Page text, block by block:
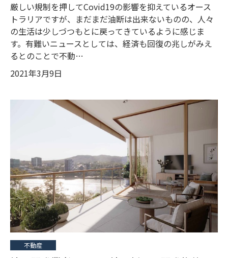
厳しい規制を押してCovid19の影響を抑えているオース
トラリアですが、まだまだ油断は出来ないものの、人々
の生活は少しづつもとに戻ってきているように感じま
す。有難いニュースとしては、経済も回復の兆しがみえ
るとのことで不動…
2021年3月9日
不動産